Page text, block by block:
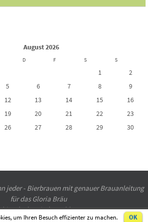
August 2026
D F S S
1
2
5 6 7 8
9
12 13 14 15
16
19 20 21 22
23
26 27 28 29
30
jeder - Bierbrauen mit genauer Brauanleitung
für das Gloria Bräu
der Bierbrau-blog2015
um Ihren Besuch effizienter zu machen. OK